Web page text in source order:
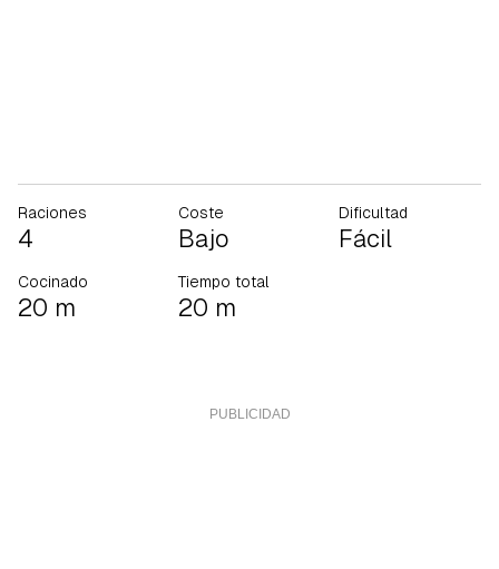
Raciones
4
Coste
Bajo
Dificultad
Fácil
Cocinado
20 m
Tiempo total
20 m